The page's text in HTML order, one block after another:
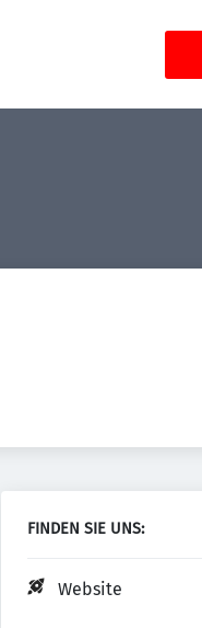
FINDEN SIE UNS:
Website